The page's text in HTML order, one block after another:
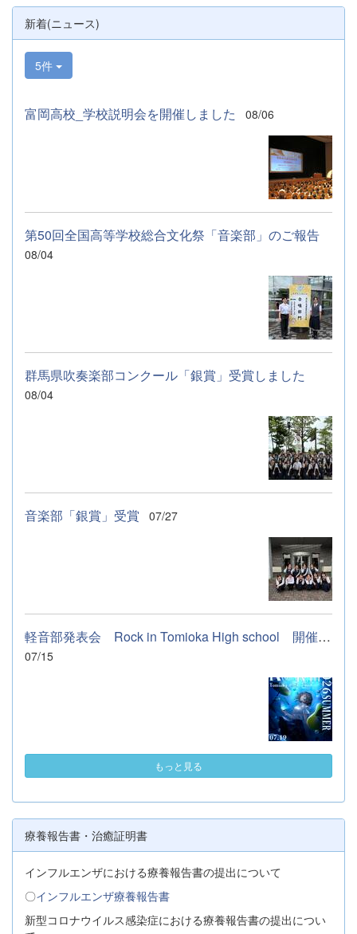
なお、本校は今年度、群馬県教育委員会か
らSAH+ Leading Schoolに認定されていま
す。富岡高校は、これからも「自ら考え、判
断し、行動できる生徒の育成」に取り組んで
まいります。
新着(ニュース)
5件
富岡高校_学校説明会を開催しました 08/06
第50回全国高等学校総合文化祭「音楽部」のご報告
08/04
群馬県吹奏楽部コンクール「銀賞」受賞しました
08/04
音楽部「銀賞」受賞 07/27
軽音部発表会 Rock in Tomioka High school 開催します
07/15
もっと見る
療養報告書・治癒証明書
インフルエンザにおける療養報告書の提出について
〇インフルエンザ療養報告書
新型コロナウイルス感染症における療養報告書の提出につい